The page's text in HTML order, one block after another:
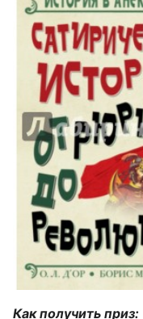
Как получить приз: